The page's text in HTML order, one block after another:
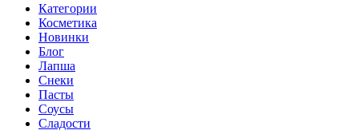
Категории
Косметика
Новинки
Блог
Лапша
Снеки
Пасты
Соусы
Сладости